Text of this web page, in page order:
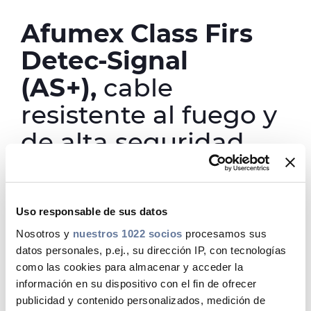
Uso responsable de sus datos
Nosotros y nuestros 1022 socios procesamos sus
datos personales, p.ej., su dirección IP, con tecnologías
como las cookies para almacenar y acceder la
información en su dispositivo con el fin de ofrecer
publicidad y contenido personalizados, medición de
Media
Buscador Dop
People & Careers
Contáctanos
Web Global
PRYSMIAN CLUB
3D
Afumex Class Firs
Detec-Signal
(AS+), cable
resistente al fuego y
de alta seguridad
para centrales de
No todos los cables
son iguales.
La nueva versión mejorada del
cable Afumex Class Firs Detec-